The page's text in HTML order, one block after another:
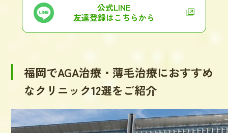
公式LINE
友達登録はこちらから
福岡でAGA治療・薄毛治療におすすめ
なクリニック12選をご紹介